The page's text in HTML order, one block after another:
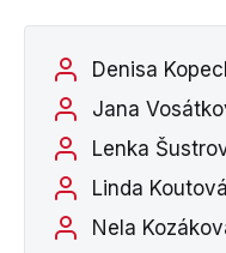
Denisa
Jana
Lenka
Linda Koutová
Nela